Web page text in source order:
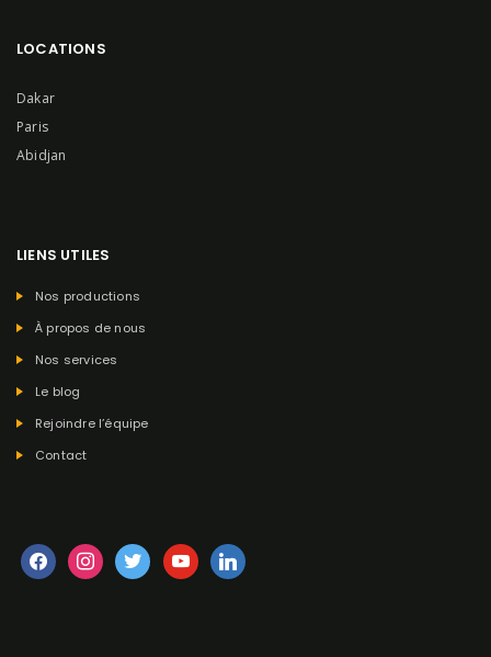
LOCATIONS
Dakar
Paris
Abidjan
LIENS UTILES
Nos productions
À propos de nous
Nos services
Le blog
Rejoindre l’équipe
Contact
facebookinstagram
twitter youtubelinkedin